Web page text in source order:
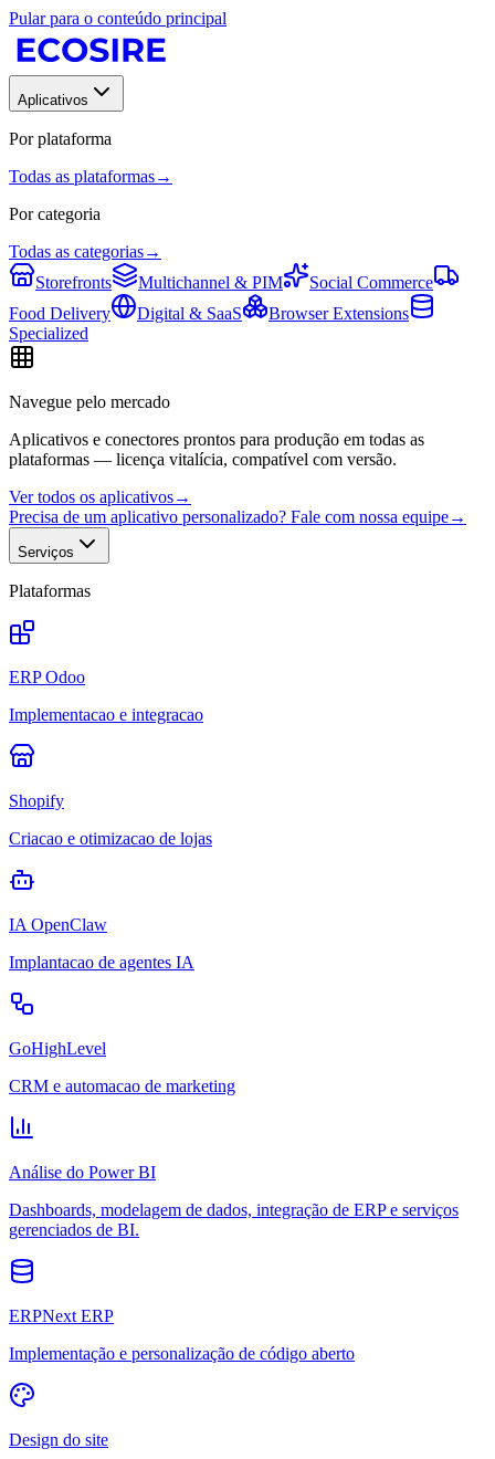
Pular para o conteúdo principal
Aplicativos
Por plataforma
Todas as plataformas→
Por categoria
Todas as categorias→
Storefronts
Multichannel & PIM
Social Commerce
Food Delivery
Digital & SaaS
Browser Extensions
Specialized
Navegue pelo mercado
Aplicativos e conectores prontos para produção em todas as
plataformas — licença vitalícia, compatível com versão.
Ver todos os aplicativos→
Precisa de um aplicativo personalizado? Fale com nossa equipe→
Serviços
Plataformas
ERP Odoo
Implementacao e integracao
Shopify
Criacao e otimizacao de lojas
IA OpenClaw
Implantacao de agentes IA
GoHighLevel
CRM e automacao de marketing
Análise do Power BI
Dashboards, modelagem de dados, integração de ERP e serviços
gerenciados de BI.
ERPNext ERP
Implementação e personalização de código aberto
Design do site